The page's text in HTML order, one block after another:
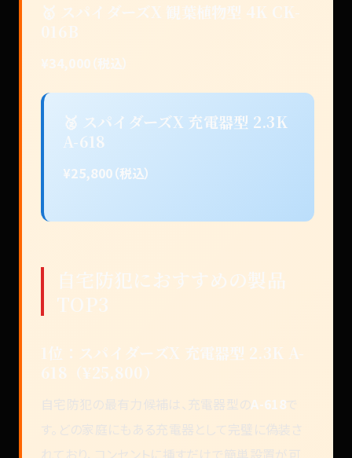
🥇 スパイダーズX 観葉植物型 4K CK-
016B
¥34,000（税込）
🥈 スパイダーズX 充電器型 2.3K
A-618
¥25,800（税込）
自宅防犯におすすめの製品
TOP3
1位：スパイダーズX 充電器型 2.3K A-
618（¥25,800）
自宅防犯の最有力候補は、充電器型のA-618 で
す。どの家庭にもある充電器として完璧に偽装さ
れており、コンセントに挿すだけで簡単設置が可